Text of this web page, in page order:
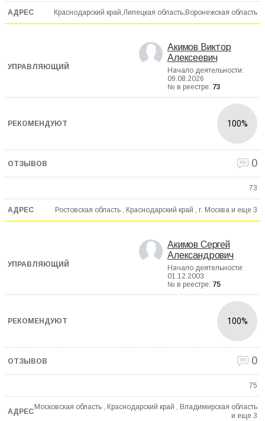
Краснодарский край,Липецкая область,Воронежская область
Акимов Виктор
Алексеевич
Начало деятельности:
09.08.2026
№ в реестре: 73
100%
0
73
Ростовская область , Краснодарский край , г. Москва и еще 3
Акимов Сергей
Александрович
Начало деятельности:
01.12.2003
№ в реестре: 75
100%
0
75
Московская область , Краснодарский край , Владимирская область
и еще 3